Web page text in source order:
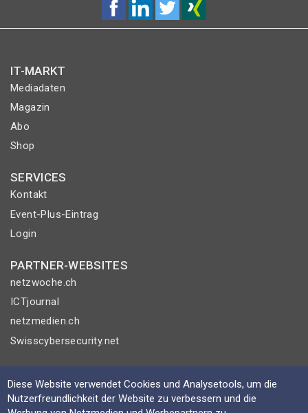
IT-MARKT
Mediadaten
Magazin
Abo
Shop
SERVICES
Kontakt
Event-Plus-Eintrag
Login
PARTNER-WEBSITES
netzwoche.ch
ICTjournal
netzmedien.ch
Swisscybersecurity.net
Impressum
AGB
Diese Website verwendet Cookies und Analysetools, um die
Nutzerfreundlichkeit der Website zu verbessern und die